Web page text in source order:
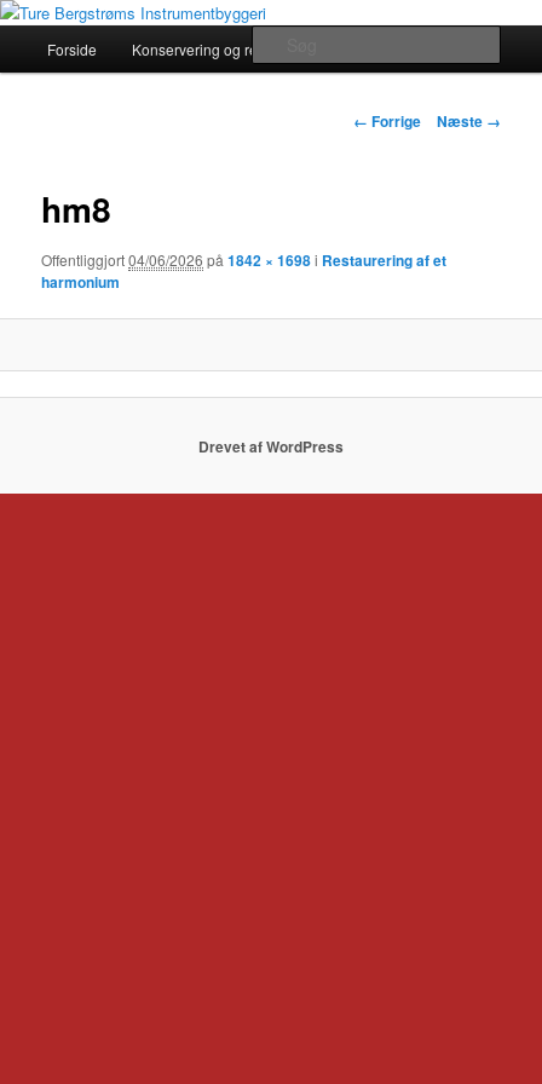
Fortsæt
primært
Ture Bergstrøms Instrumentbyggeri
Historical Musical Instruments by Ture Bergstrøm
Forside Konservering og restaurering
Billednavigation
← Forrige Næste →
hm8
Offentliggjort04/06/2026 på1842 × 1698i Restaurering af et
harmonium
Drevet af WordPress